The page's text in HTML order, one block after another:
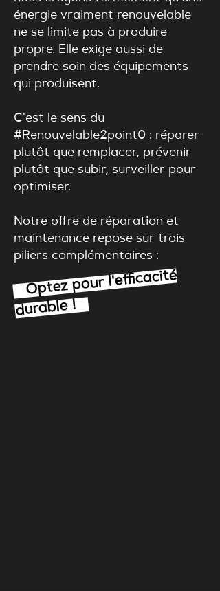
énergie vraiment renouvelable
ne se limite pas à produire
propre. Elle exige aussi de
prendre soin des équipements
qui produisent.
C'est le sens du
#Renouvelable2point0 : réparer
plutôt que remplacer, prévenir
plutôt que subir, surveiller pour
optimiser.
Notre offre de réparation et
maintenance repose sur trois
piliers complémentaires :
Optez pour l'efficacité
durable !